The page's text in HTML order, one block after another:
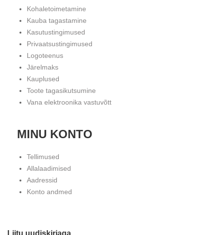
Kohaletoimetamine
Kauba tagastamine
Kasutustingimused
Privaatsustingimused
Logoteenus
Järelmaks
Kauplused
Toote tagasikutsumine
Vana elektroonika vastuvõtt
MINU KONTO
Tellimused
Allalaadimised
Aadressid
Konto andmed
Liitu uudiskirjaga